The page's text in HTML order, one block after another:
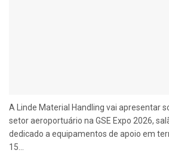
A Linde Material Handling vai apresentar
setor aeroportuário na GSE Expo 2026,
dedicado a equipamentos de apoio em
15...